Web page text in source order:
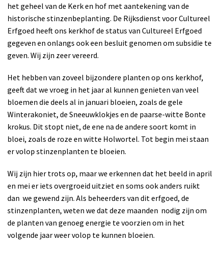
het geheel van de Kerk en hof met aantekening van de
historische stinzenbeplanting. De Rijksdienst voor Cultureel
Erfgoed heeft ons kerkhof de status van Cultureel Erfgoed
gegeven en onlangs ook een besluit genomen om subsidie te
geven. Wij zijn zeer vereerd.
Het hebben van zoveel bijzondere planten op ons kerkhof,
geeft dat we vroeg in het jaar al kunnen genieten van veel
bloemen die deels al in januari bloeien, zoals de gele
Winterakoniet, de Sneeuwklokjes en de paarse-witte Bonte
krokus. Dit stopt niet, de ene na de andere soort komt in
bloei, zoals de roze en witte Holwortel. Tot begin mei staan
er volop stinzenplanten te bloeien.
Wij zijn hier trots op, maar we erkennen dat het beeld in april
en mei er iets overgroeid uitziet en soms ook anders ruikt
dan we gewend zijn. Als beheerders van dit erfgoed, de
stinzenplanten, weten we dat deze maanden nodig zijn om
de planten van genoeg energie te voorzien om in het
volgende jaar weer volop te kunnen bloeien.